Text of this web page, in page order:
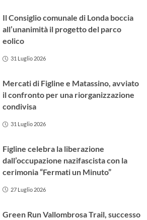
Il Consiglio comunale di Londa boccia
all’unanimità il progetto del parco
eolico
31 Luglio 2026
Mercati di Figline e Matassino, avviato
il confronto per una riorganizzazione
condivisa
31 Luglio 2026
Figline celebra la liberazione
dall’occupazione nazifascista con la
cerimonia “Fermati un Minuto”
27 Luglio 2026
Green Run Vallombrosa Trail, successo